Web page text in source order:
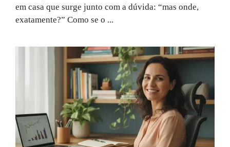
em casa que surge junto com a dúvida: “mas onde,
exatamente?” Como se o ...